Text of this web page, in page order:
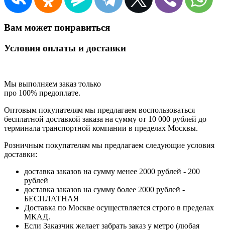
Вам может понравиться
Условия оплаты и доставки
Мы выполняем заказ только
про 100% предоплате.
Оптовым покупателям мы предлагаем воспользоваться
бесплатной доставкой заказа на сумму от 10 000 рублей до
терминала транспортной компании в пределах Москвы.
Розничным покупателям мы предлагаем следующие условия
доставки:
доставка заказов на сумму менее 2000 рублей - 200
рублей
доставка заказов на сумму более 2000 рублей -
БЕСПЛАТНАЯ
Доставка по Москве осуществляется строго в пределах
МКАД.
Если Заказчик желает забрать заказ у метро (любая